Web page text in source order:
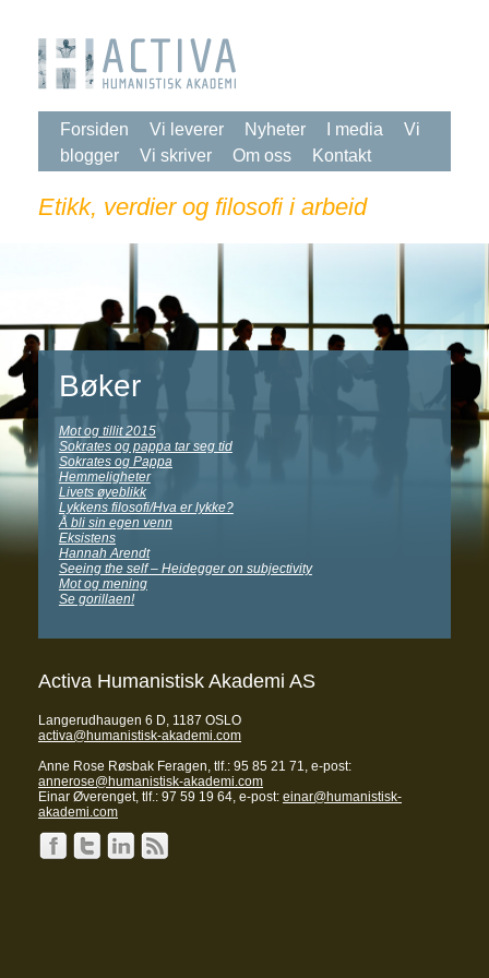
Forsiden Vi leverer Nyheter I media
Vi
blogger
Vi skriver Om oss Kontakt
Etikk, verdier og filosofi i arbeid
Bøker
Mot og tillit 2015
Sokrates og pappa tar seg tid
Sokrates og Pappa
Hemmeligheter
Livets øyeblikk
Lykkens filosofi/Hva er lykke?
Å bli sin egen venn
Eksistens
Hannah Arendt
Seeing the self – Heidegger on subjectivity
Mot og mening
Se gorillaen!
Activa Humanistisk Akademi AS
Langerudhaugen 6 D, 1187 OSLO
activa@humanistisk-akademi.com
Anne Rose Røsbak Feragen, tlf.: 95 85 21 71, e-post:
annerose@humanistisk-akademi.com
Einar Øverenget, tlf.: 97 59 19 64, e-post: einar@humanistisk-
akademi.com